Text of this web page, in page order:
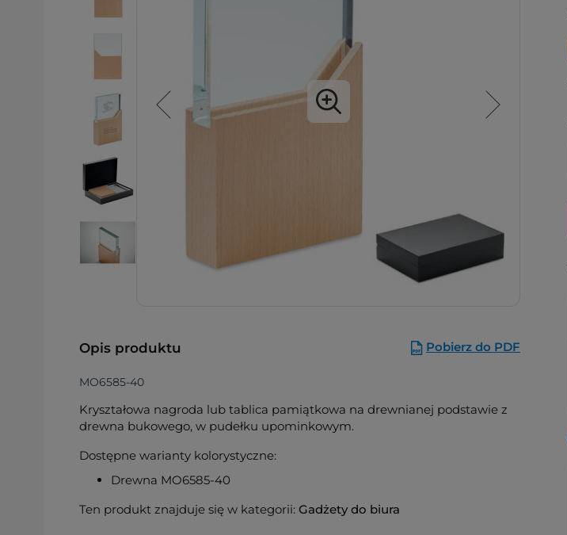
Opis produktu Pobierz do PDF
MO6585-40
Kryształowa nagroda lub tablica pamiątkowa na drewnianej podstawie z
drewna bukowego, w pudełku upominkowym.
Dostępne warianty kolorystyczne:
Drewna MO6585-40
Ten produkt znajduje się w kategorii: Gadżety do biura